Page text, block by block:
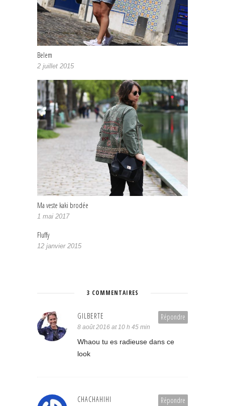
Belem
2 juillet 2015
Ma veste kaki brodée
1 mai 2017
Fluffy
12 janvier 2015
3 COMMENTAIRES
Répondre
GILBERTE
8 août 2016 at 10 h 45 min
Whaou tu es radieuse dans ce
look
Répondre
CHACHAHIHI